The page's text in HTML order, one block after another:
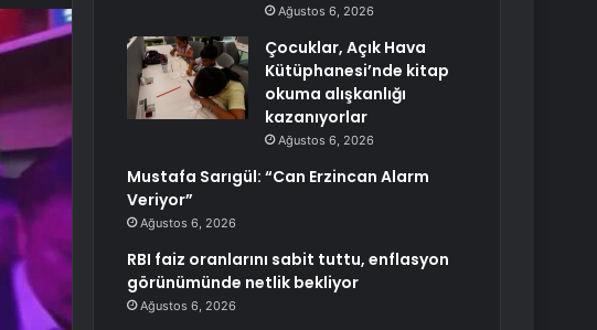
Ağustos 6, 2026
Çocuklar, Açık Hava
Kütüphanesi’nde kitap
okuma alışkanlığı
kazanıyorlar
Ağustos 6, 2026
Mustafa Sarıgül: “Can Erzincan Alarm
Veriyor”
Ağustos 6, 2026
RBI faiz oranlarını sabit tuttu, enflasyon
görünümünde netlik bekliyor
Ağustos 6, 2026